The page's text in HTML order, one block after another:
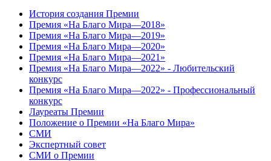
История создания Премии
Премия «На Благо Мира—2018»
Премия «На Благо Мира—2019»
Премия «На Благо Мира—2020»
Премия «На Благо Мира—2021»
Премия «На Благо Мира—2022» - Любительский
конкурс
Премия «На Благо Мира—2022» - Профессиональный
конкурс
Лауреаты Премии
Положение о Премии «На Благо Мира»
СМИ
Экспертный совет
СМИ о Премии